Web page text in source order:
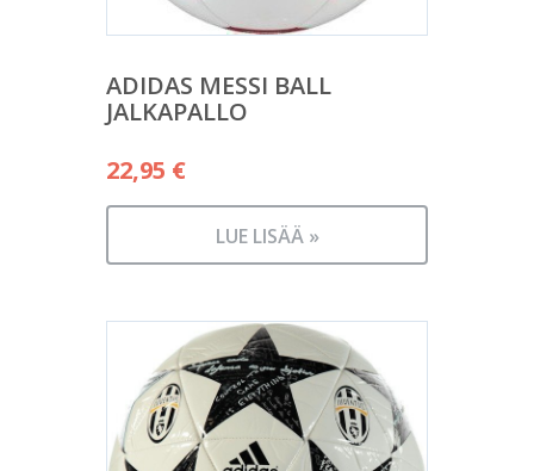
ADIDAS MESSI BALL
JALKAPALLO
22,95 €
LUE LISÄÄ »